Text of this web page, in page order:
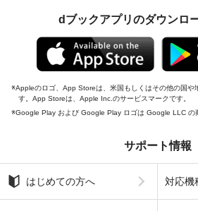
dブックアプリのダウンロ
Appleのロゴ、App Storeは、米国もしくはその他の国
す。App Storeは、Apple Inc.のサービスマークです。
Google Play および Google Play ロゴは Google LLC の
サポート情報
はじめての方へ 対応機